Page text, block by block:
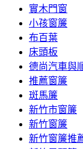
實木門窗
小孩窗簾
布百葉
床頭板
德尚汽車與
推薦窗簾
斑馬簾
新竹市窗簾
新竹窗簾
新竹窗簾推